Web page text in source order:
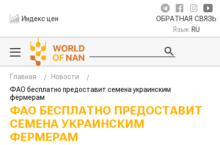
Индекс цен ОБРАТНАЯ СВЯЗЬ
Язык RU
Главная
Новости
ФАО бесплатно предоставит семена украинским
фермерам
ФАО БЕСПЛАТНО ПРЕДОСТАВИТ
СЕМЕНА УКРАИНСКИМ
ФЕРМЕРАМ